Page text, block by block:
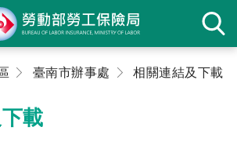
臺南市辦事處 相關連結及下載
載